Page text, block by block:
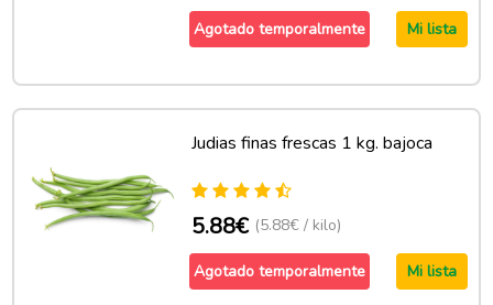
Agotado temporalmente Mi lista
Judias finas frescas 1 kg. bajoca
5.88€ (5.88€ / kilo)
Agotado temporalmente Mi lista